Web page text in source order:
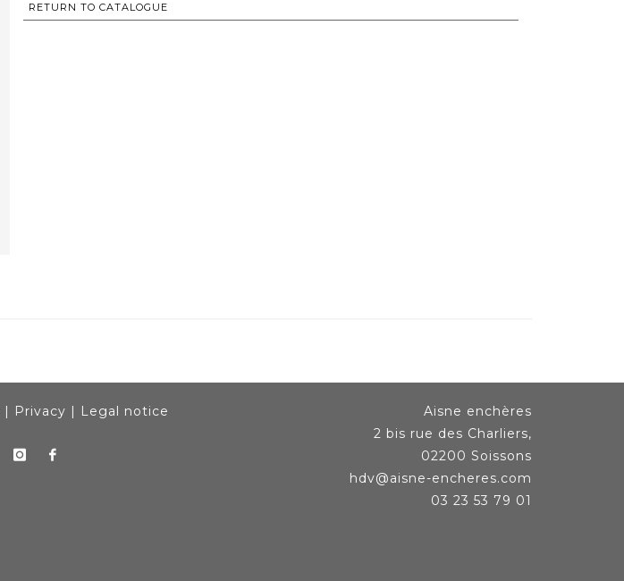
RETURN TO CATALOGUE
| Privacy | Legal notice
Aisne enchères
2 bis rue des Charliers,
02200 Soissons
hdv@aisne-encheres.com
03 23 53 79 01